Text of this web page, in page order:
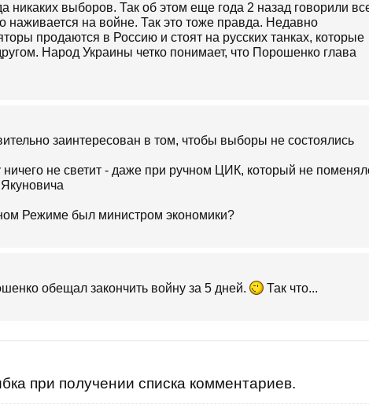
никаких выборов. Так об этом еще года 2 назад говорили
на войне. Так это тоже правда. Недавно
продаются в Россию и стоят на русских танках, которые
Народ Украины четко понимает, что Порошенко глава
заинтересован в том, чтобы выборы не состоялись
не светит - даже при ручном ЦИК, который не
Режиме был министром экономики?
обещал закончить войну за 5 дней.
Так что...
при получении списка комментариев.